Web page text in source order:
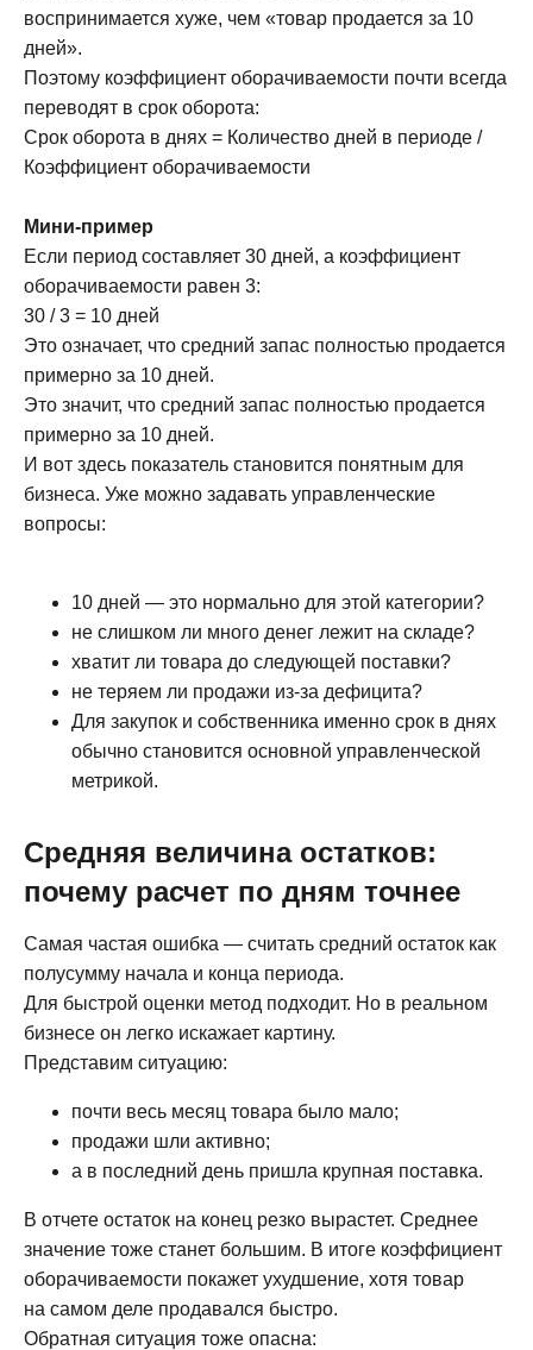
воспринимается хуже, чем «товар продается за 10
дней».
Поэтому коэффициент оборачиваемости почти всегда
переводят в срок оборота:
Срок оборота в днях = Количество дней в периоде /
Коэффициент оборачиваемости
Мини-пример
Если период составляет 30 дней, а коэффициент
оборачиваемости равен 3:
30 / 3 = 10 дней
Это означает, что средний запас полностью продается
примерно за 10 дней.
Это значит, что средний запас полностью продается
примерно за 10 дней.
И вот здесь показатель становится понятным для
бизнеса. Уже можно задавать управленческие
вопросы:
10 дней — это нормально для этой категории?
не слишком ли много денег лежит на складе?
хватит ли товара до следующей поставки?
не теряем ли продажи из-за дефицита?
Для закупок и собственника именно срок в днях
обычно становится основной управленческой
метрикой.
Средняя величина остатков:
почему расчет по дням точнее
Самая частая ошибка — считать средний остаток как
полусумму начала и конца периода.
Для быстрой оценки метод подходит. Но в реальном
бизнесе он легко искажает картину.
Представим ситуацию:
почти весь месяц товара было мало;
продажи шли активно;
а в последний день пришла крупная поставка.
В отчете остаток на конец резко вырастет. Среднее
значение тоже станет большим. В итоге коэффициент
оборачиваемости покажет ухудшение, хотя товар
на самом деле продавался быстро.
Обратная ситуация тоже опасна: